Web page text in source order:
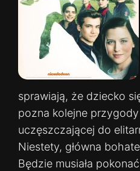
sprawiają, że dziecko
pozna kolejne
uczęszczającej do
Niestety, główna
Będzie musiała